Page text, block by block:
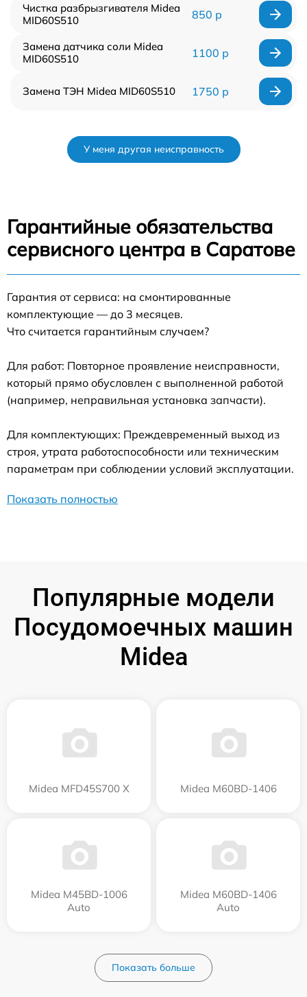
Чистка разбрызгивателя Midea
MID60S510
850 р
Замена датчика соли Midea
MID60S510
1100 р
Замена ТЭН Midea MID60S510 1750 р
У меня другая неисправность
Гарантийные обязательства
сервисного центра в Саратове
Гарантия от сервиса: на смонтированные
комплектующие — до 3 месяцев.
Что считается гарантийным случаем?
Для работ: Повторное проявление неисправности,
который прямо обусловлен с выполненной работой
(например, неправильная установка запчасти).
Для комплектующих: Преждевременный выход из
строя, утрата работоспособности или техническим
параметрам при соблюдении условий эксплуатации.
Показать полностью
Популярные модели
Посудомоечных машин
Midea
Midea MFD45S700 X Midea M60BD-1406
Midea M45BD-1006
Auto
Midea M60BD-1406
Auto
Показать больше